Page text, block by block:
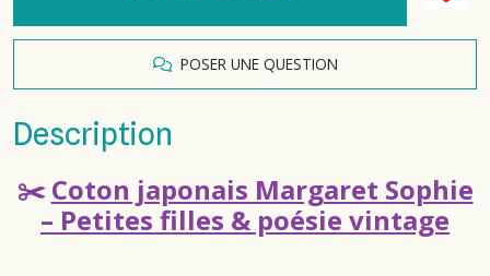
POSER UNE QUESTION
Description
✂️Coton japonais Margaret Sophie
– Petites filles & poésie vintage